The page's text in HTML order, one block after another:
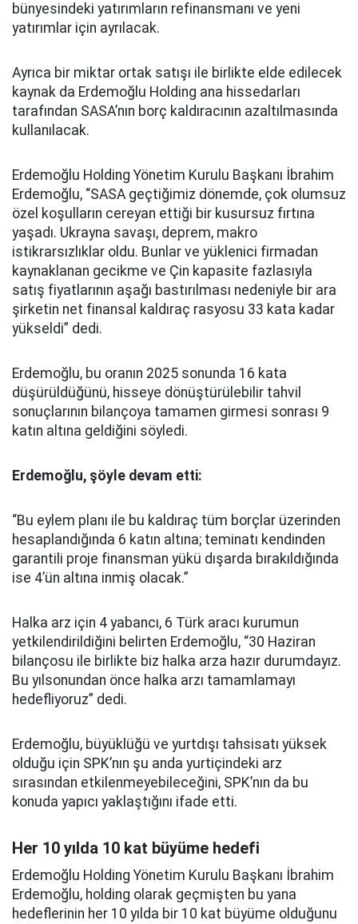
bünyesindeki yatırımların refinansmanı ve yeni
yatırımlar için ayrılacak.
Ayrıca bir miktar ortak satışı ile birlikte elde edilecek
kaynak da Erdemoğlu Holding ana hissedarları
tarafından SASA’nın borç kaldıracının azaltılmasında
kullanılacak.
Erdemoğlu Holding Yönetim Kurulu Başkanı İbrahim
Erdemoğlu, “SASA geçtiğimiz dönemde, çok olumsuz
özel koşulların cereyan ettiği bir kusursuz fırtına
yaşadı. Ukrayna savaşı, deprem, makro
istikrarsızlıklar oldu. Bunlar ve yüklenici firmadan
kaynaklanan gecikme ve Çin kapasite fazlasıyla
satış fiyatlarının aşağı bastırılması nedeniyle bir ara
şirketin net finansal kaldıraç rasyosu 33 kata kadar
yükseldi” dedi.
Erdemoğlu, bu oranın 2025 sonunda 16 kata
düşürüldüğünü, hisseye dönüştürülebilir tahvil
sonuçlarının bilançoya tamamen girmesi sonrası 9
katın altına geldiğini söyledi.
Erdemoğlu, şöyle devam etti:
“Bu eylem planı ile bu kaldıraç tüm borçlar üzerinden
hesaplandığında 6 katın altına; teminatı kendinden
garantili proje finansman yükü dışarda bırakıldığında
ise 4’ün altına inmiş olacak.”
Halka arz için 4 yabancı, 6 Türk aracı kurumun
yetkilendirildiğini belirten Erdemoğlu, “30 Haziran
bilançosu ile birlikte biz halka arza hazır durumdayız.
Bu yılsonundan önce halka arzı tamamlamayı
hedefliyoruz” dedi.
Erdemoğlu, büyüklüğü ve yurtdışı tahsisatı yüksek
olduğu için SPK’nın şu anda yurtiçindeki arz
sırasından etkilenmeyebileceğini, SPK’nın da bu
konuda yapıcı yaklaştığını ifade etti.
Her 10 yılda 10 kat büyüme hedefi
Erdemoğlu Holding Yönetim Kurulu Başkanı İbrahim
Erdemoğlu, holding olarak geçmişten bu yana
hedeflerinin her 10 yılda bir 10 kat büyüme olduğunu